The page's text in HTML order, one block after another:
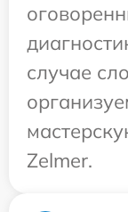
случае
Zelmer.